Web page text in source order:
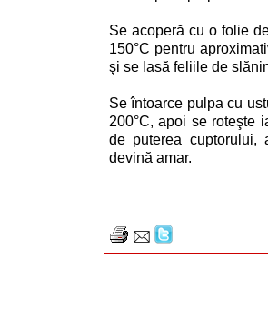
Se acoperă cu o folie
150°C pentru
şi se lasă feliile de
Se întoarce pulpa cu
200°C, apoi se roteşte
de puterea
devină amar.